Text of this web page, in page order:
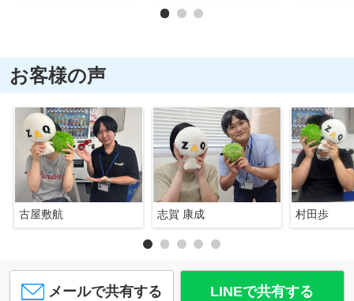
お客様の声
古屋敷航 志賀 康成 村田歩
メールで共有する LINEで共有する